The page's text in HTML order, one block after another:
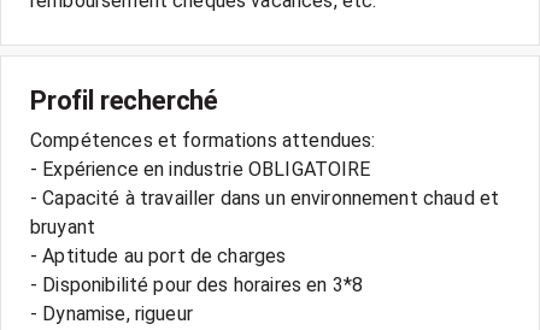
Profil recherché
Compétences et formations attendues:
- Expérience en industrie OBLIGATOIRE
- Capacité à travailler dans un environnement chaud et
bruyant
- Aptitude au port de charges
- Disponibilité pour des horaires en 3*8
- Dynamise, rigueur